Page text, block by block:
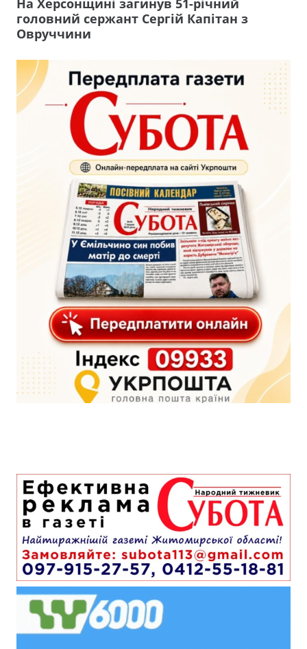
На Херсонщині загинув 51-річний
головний сержант Сергій Капітан з
Овруччини